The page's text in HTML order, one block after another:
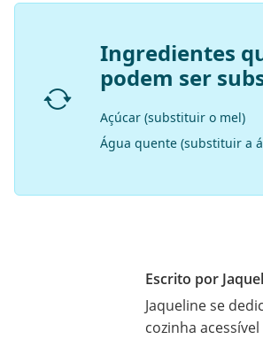
Ingredientes
podem ser
Açúcar (substituir o mel)
Água quente (substituir a
Escrito por
Jaqueline se
cozinha